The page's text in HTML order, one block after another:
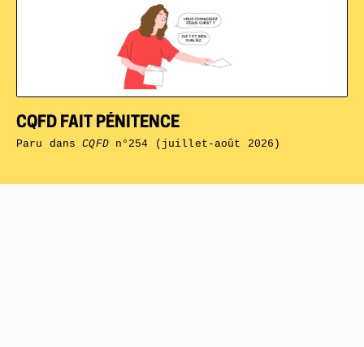
CQFD FAIT PÉNITENCE
Paru dansCQFDn°254 (juillet-août 2026)